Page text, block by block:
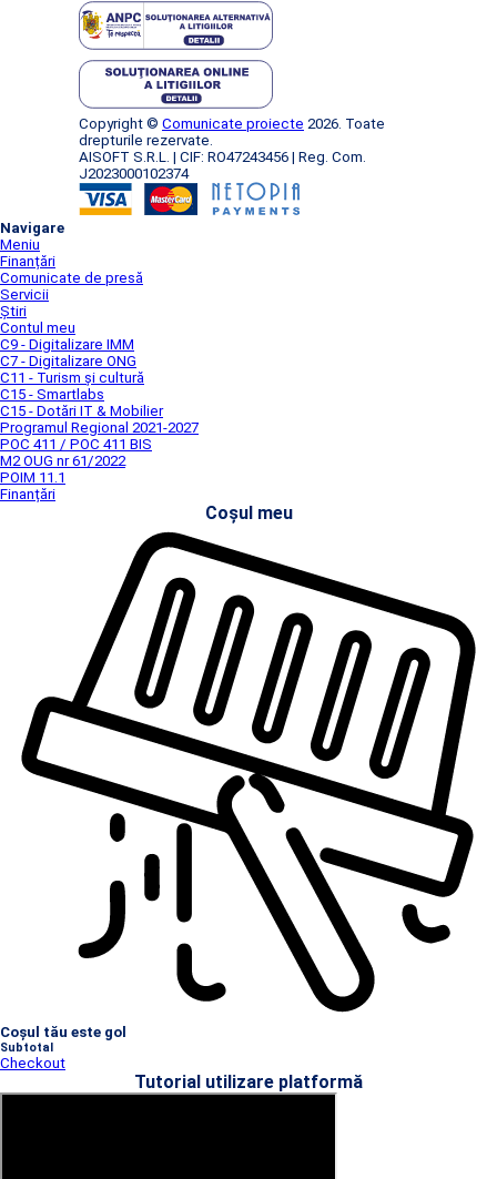
Copyright © Comunicate proiecte 2026. Toate
drepturile rezervate.
AISOFT S.R.L. | CIF: RO47243456 | Reg. Com.
J2023000102374
Navigare
Meniu
Finanțări
Comunicate de presă
Servicii
Știri
Contul meu
C9 - Digitalizare IMM
C7 - Digitalizare ONG
C11 - Turism și cultură
C15 - Smartlabs
C15 - Dotări IT & Mobilier
Programul Regional 2021-2027
POC 411 / POC 411 BIS
M2 OUG nr 61/2022
POIM 11.1
Finanțări
Coșul meu
Coșul tău este gol
Subtotal
Checkout
Tutorial utilizare platformă